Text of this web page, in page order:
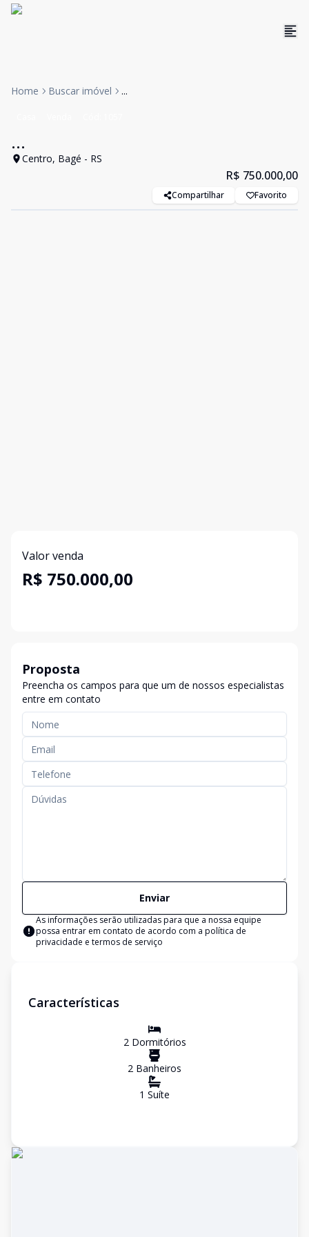
Home Buscar imóvel ...
...
Centro, Bagé - RS
R$ 750.000,00
Compartilhar Favorito
Valor venda
R$ 750.000,00
Proposta
Preencha os campos para que um de nossos especialistas
entre em contato
Enviar
As informações serão utilizadas para que a nossa equipe
possa entrar em contato de acordo com a política de
privacidade e termos de serviço
Características
2Dormitórios
2 Banheiros
1 Suíte